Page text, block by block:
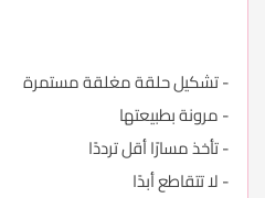
- تشكيل حلقة مغلقة مستمرة
- مرونة بطبيعتها
- تأخذ مسارًا أقل ترددًا
- لا تتقاطع أبدًا